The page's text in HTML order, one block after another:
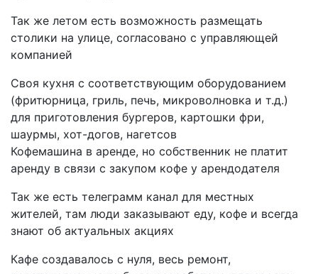
Так же летом есть возможность размещать
столики на улице, согласовано с управляющей
компанией
Своя кухня с соответствующим оборудованием
(фритюрница, гриль, печь, микроволновка и т.д.)
для приготовления бургеров, картошки фри,
шаурмы, хот-догов, нагетсов
Кофемашина в аренде, но собственник не платит
аренду в связи с закупом кофе у арендодателя
Так же есть телеграмм канал для местных
жителей, там люди заказывают еду, кофе и всегда
знают об актуальных акциях
Кафе создавалось с нуля, весь ремонт,